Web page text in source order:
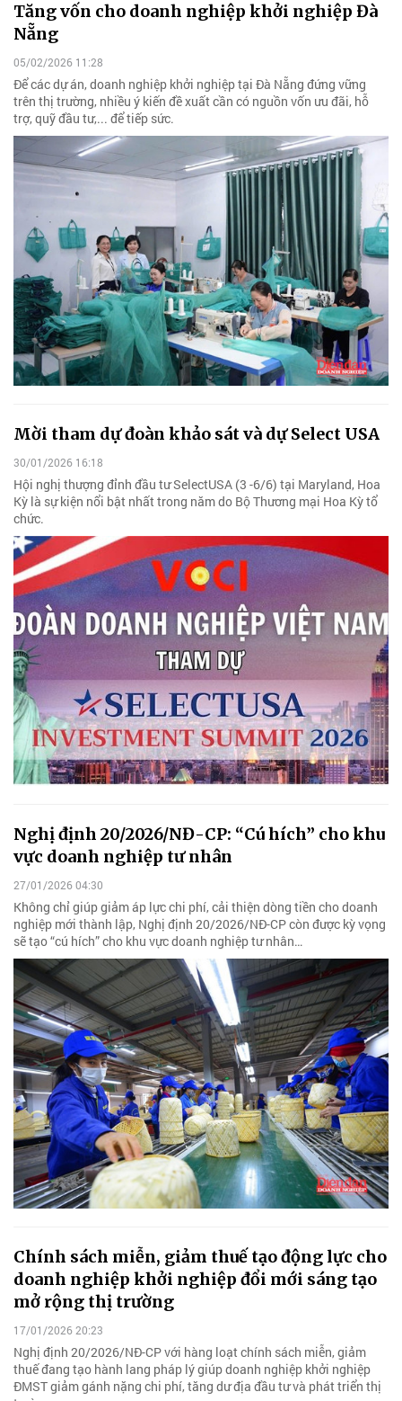
Tăng vốn cho doanh nghiệp khởi nghiệp Đà
Nẵng
05/02/2026 11:28
Để các dự án, doanh nghiệp khởi nghiệp tại Đà Nẵng đứng vững
trên thị trường, nhiều ý kiến đề xuất cần có nguồn vốn ưu đãi, hỗ
trợ, quỹ đầu tư,... để tiếp sức.
Mời tham dự đoàn khảo sát và dự Select USA
30/01/2026 16:18
Hội nghị thượng đỉnh đầu tư SelectUSA (3 -6/6) tại Maryland, Hoa
Kỳ là sự kiện nổi bật nhất trong năm do Bộ Thương mại Hoa Kỳ tổ
chức.
Nghị định 20/2026/NĐ-CP: “Cú hích” cho khu
vực doanh nghiệp tư nhân
27/01/2026 04:30
Không chỉ giúp giảm áp lực chi phí, cải thiện dòng tiền cho doanh
nghiệp mới thành lập, Nghị định 20/2026/NĐ-CP còn được kỳ vọng
sẽ tạo “cú hích” cho khu vực doanh nghiệp tư nhân…
Chính sách miễn, giảm thuế tạo động lực cho
doanh nghiệp khởi nghiệp đổi mới sáng tạo
mở rộng thị trường
17/01/2026 20:23
Nghị định 20/2026/NĐ-CP với hàng loạt chính sách miễn, giảm
thuế đang tạo hành lang pháp lý giúp doanh nghiệp khởi nghiệp
ĐMST giảm gánh nặng chi phí, tăng dư địa đầu tư và phát triển thị